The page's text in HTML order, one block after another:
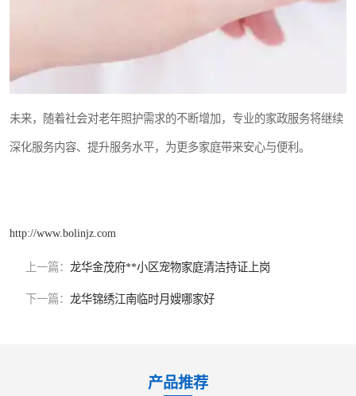
未来，随着社会对老年照护需求的不断增加，专业的家政服务将继续
深化服务内容、提升服务水平，为更多家庭带来安心与便利。
http://www.bolinjz.com
上一篇： 龙华金茂府**小区宠物家庭清洁持证上岗
下一篇： 龙华锦绣江南临时月嫂哪家好
产品推荐